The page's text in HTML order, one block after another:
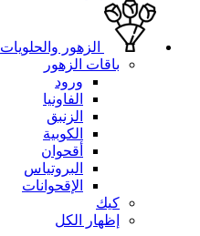
الزهور والحلويات
باقات الزهور
ورود
الفاونيا
الزنبق
الكوبية
أقحوان
البروتياس
الإقحوانات
كيك
إظهار الكل